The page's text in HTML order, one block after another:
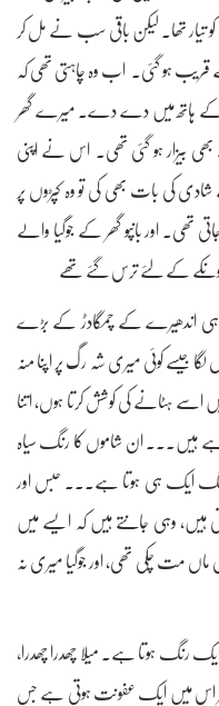
تیار تھا۔ لیکن باقی سب نے مل کر
قریب ہو گئی۔ اب وہ چاہتی تھی کہ
کے ہاتھ میں دے دے۔ میرے گھر
بیزار ہو گئی تھی۔ اس نے اپنی
کی بات بھی کی تو وہ کپڑوں پر
اور بانپو گھر کے جوگیا والے
جھونکے کے لئے ترس گئے تھے
ہی اندھیرے کے چمگادڑ کے بڑے
جیسے کوئی میری شہ رگ پر اپنا منہ
ہٹانے کی کوشش کرتا ہوں، اتنا
ہیں۔۔۔ ان شاموں کا رنگ سیاہ
رنگ ایک ہی ہوتا ہے۔۔۔ حبس اور
ہیں، وہی جانتے ہیں کہ ایسے میں
ماں مت چکی تھی، اور جوگیا میری نہ
رنگ ہوتا ہے۔ میلا چھدرا چھدرا،
اس میں ایک عفونت ہوتی ہے جس